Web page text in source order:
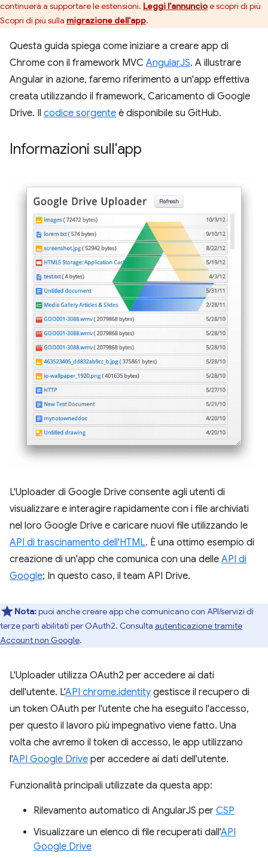
continuerà a supportare le estensioni. Leggi l'annuncioe scopri di più
Scopri di più sulla migrazione dell'app.
Questa guida spiega come iniziare a creare app di
Chrome con il framework MVC AngularJS. A illustrare
Angular in azione, faremo riferimento a un'app effettiva
creata utilizzando il framework, Caricamento di Google
Drive. Il codice sorgente è disponibile su GitHub.
Informazioni sull'app
L'Uploader di Google Drive consente agli utenti di
visualizzare e interagire rapidamente con i file archiviati
nel loro Google Drive e caricare nuovi file utilizzando le
API di trascinamento dell'HTML. È una ottimo esempio di
creazione di un'app che comunica con una delle API di
Google; In questo caso, il team API Drive.
Nota:puoi anche creare app che comunicano con API/servizi di
terze parti abilitati per OAuth2. Consulta autenticazione tramite
Account non Google.
L'Uploader utilizza OAuth2 per accedere ai dati
dell'utente. L'API chrome.identity gestisce il recupero di
un token OAuth per l'utente che ha eseguito l'accesso,
per questo il lavoro più impegnativo viene fatto. Una
volta che avremo il token di accesso, le app utilizzano
l'API Google Drive per accedere ai dati dell'utente.
Funzionalità principali utilizzate da questa app:
Rilevamento automatico di AngularJS per CSP
Visualizzare un elenco di file recuperati dall'API
Google Drive